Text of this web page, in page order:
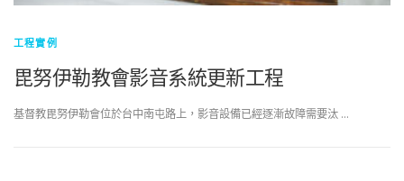
工程實例
毘努伊勒教會影音系統更新工程
基督教毘努伊勒會位於台中南屯路上，影音設備已經逐漸故障需要汰 …